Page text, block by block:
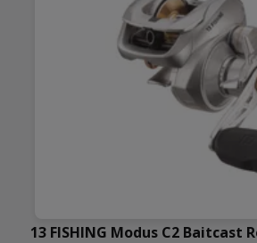
13 FISHING Modus C2 Baitcast